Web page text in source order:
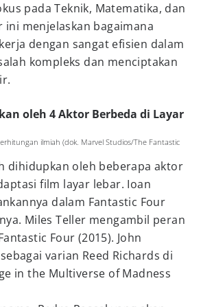
pada Teknik, Matematika, dan
ini menjelaskan bagaimana
dengan sangat efisien dalam
kompleks dan menciptakan
oleh 4 Aktor Berbeda di Layar
ilmiah (dok. Marvel Studios/The Fantastic
dihidupkan oleh beberapa aktor
film layar lebar. Ioan
dalam Fantastic Four
Miles Teller mengambil peran
Four (2015). John
varian Reed Richards di
in the Multiverse of Madness